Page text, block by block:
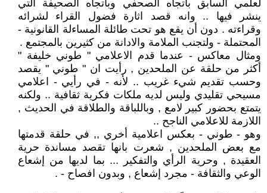
لعلمي السابق باتجاه الصحفي وباتجاه الصحيفة التي
ينشر فيها .. وانه قصد اثارة فضول القراء لشرائه
وقراءته . دون أن يقع هو تحت طائلة المساءلة القانونية -
المحتملة - ولتجنب الملامة والادانة من كثيرين بالمجتمع .
ومثال معاكس - عندما قدم الاعلامي " طوني خليفة "
أكثر من حلقة عن الملحدين , رأيت ان " طوني " يقصد
وحسب تقديم شيء غريب .. لأنه - في رأيي - اعلامي
مسيحي تقليدي وليس لديه ملكات فكرية ثقافية .. ولكنه
يتمتع بحضور كبير لامع , وباللباقة والطلاقة في الحديث ,
اللازمة للاعلامي الناجح ..
وهو - طوني - بعكس اعلامية أخري ,, في حلقة قدمتها
مع بعض الملحدين , شعرت بانها تقصد مساندة حرية
العقيدة , وحرية الرأي والتفكير ... بما لديها من إشعاع
الوعي والثقافة - مجرد إشعاع , وبدون افصاح - .